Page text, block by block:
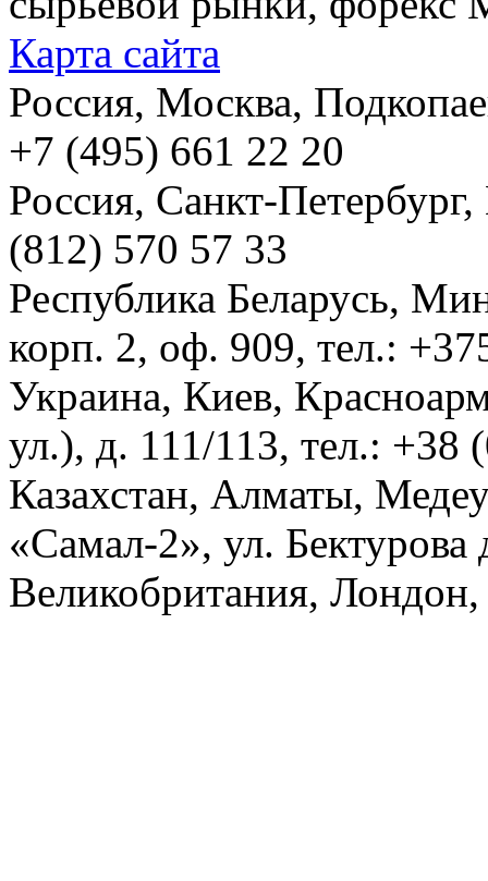
Карта сайта
Россия, Москва,
+7 (495) 661 22 20
Россия, Санкт-
(812) 570 57 33
Республика Беларусь,
корп. 2, оф. 909, тел.:
Украина, Киев,
ул.), д. 111/113, тел.: +38
Казахстан, Алматы,
«Самал-2», ул.
Великобритания,